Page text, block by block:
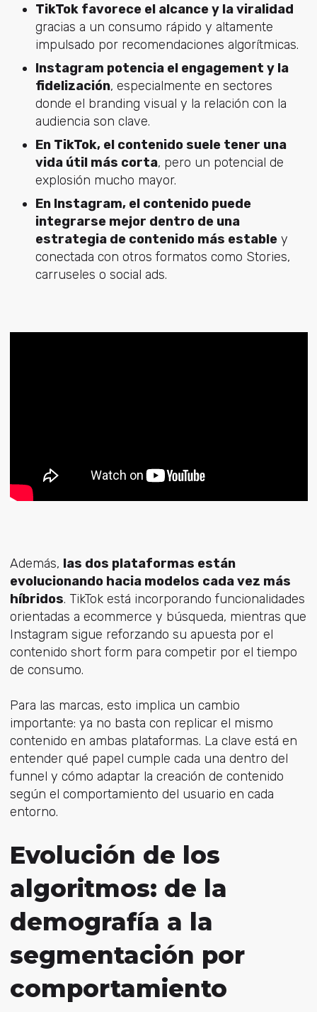
TikTok favorece el alcance y la viralidad
gracias a un consumo rápido y altamente
impulsado por recomendaciones algorítmicas.
Instagram potencia el engagement y la
fidelización, especialmente en sectores
donde el branding visual y la relación con la
audiencia son clave.
En TikTok, el contenido suele tener una
vida útil más corta, pero un potencial de
explosión mucho mayor.
En Instagram, el contenido puede
integrarse mejor dentro de una
estrategia de contenido más establey
conectada con otros formatos como Stories,
carruseles o social ads.
Además, las dos plataformas están
evolucionando hacia modelos cada vez más
híbridos. TikTok está incorporando funcionalidades
orientadas a ecommerce y búsqueda, mientras que
Instagram sigue reforzando su apuesta por el
contenido short form para competir por el tiempo
de consumo.
Para las marcas, esto implica un cambio
importante: ya no basta con replicar el mismo
contenido en ambas plataformas. La clave está en
entender qué papel cumple cada una dentro del
funnel y cómo adaptar la creación de contenido
según el comportamiento del usuario en cada
entorno.
Evolución de los
algoritmos: de la
demografía a la
segmentación por
comportamiento